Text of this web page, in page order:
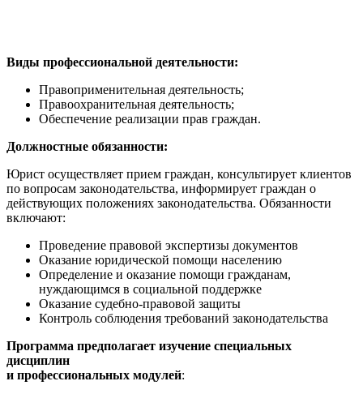
Виды профессиональной деятельности:
Правоприменительная деятельность;
Правоохранительная деятельность;
Обеспечение реализации прав граждан.
Должностные обязанности:
Юрист осуществляет прием граждан, консультирует клиентов
по вопросам законодательства, информирует граждан о
действующих положениях законодательства. Обязанности
включают:
Проведение правовой экспертизы документов
Оказание юридической помощи населению
Определение и оказание помощи гражданам,
нуждающимся в социальной поддержке
Оказание судебно-правовой защиты
Контроль соблюдения требований законодательства
Программа предполагает изучение специальных
дисциплин
и профессиональных модулей: